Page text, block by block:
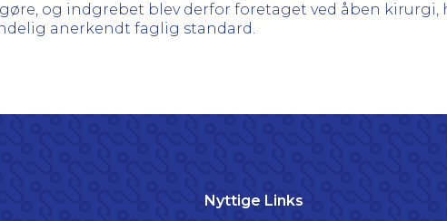
og indgrebet blev derfor foretaget ved åben
anerkendt faglig standard.
Nyttige Links